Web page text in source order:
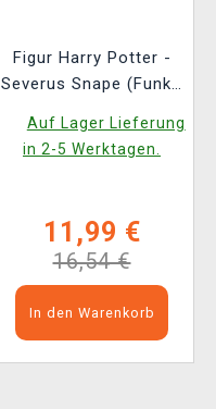
Figur Harry Potter -
Severus Snape (Funko
195)
Auf Lager Lieferung
in 2-5 Werktagen.
11,99 €
16,54 €
In den Warenkorb